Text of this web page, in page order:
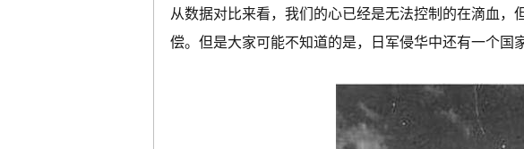
从数据对比来看，我们的心已经是无法控制的在滴血
偿。但是大家可能不知道的是，日军侵华中还有一个国